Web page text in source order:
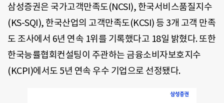
삼성증권은 국가고객만족도(NCSI), 한국서비스품질지수
(KS-SQI), 한국산업의 고객만족도(KCSI) 등 3개 고객 만족
도 조사에서 6년 연속 1위를 기록했다고 18일 밝혔다. 또한
한국능률협회컨설팅이 주관하는 금융소비자보호지수
(KCPI)에서도 5년 연속 우수 기업으로 선정됐다.